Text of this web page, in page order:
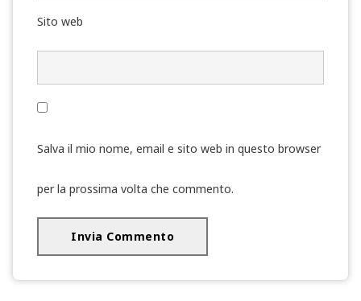
Sito web
Salva il mio nome, email e sito web in questo browser
per la prossima volta che commento.